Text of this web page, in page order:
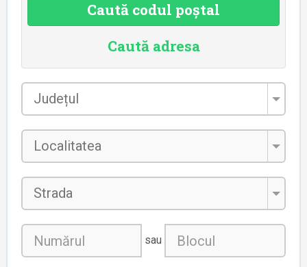
Caută codul poștal
Caută adresa
Județul
Localitatea
Strada
sau